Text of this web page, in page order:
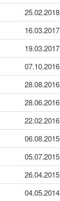
25.02.2018
16.03.2017
19.03.2017
07.10.2016
28.08.2016
28.06.2016
22.02.2016
06.08.2015
05.07.2015
26.04.2015
04.05.2014